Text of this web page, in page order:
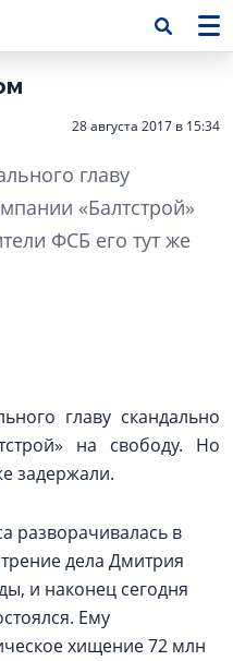
28 августа 2017 в 15:34
главу
«Балтстрой»
ФСБ его тут же
главу скандально
на свободу. Но
задержали.
разворачивалась в
дела Дмитрия
и наконец сегодня
Ему
хищение 72 млн